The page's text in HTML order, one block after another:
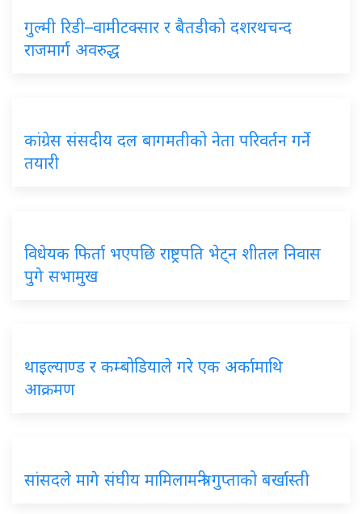
गुल्मी रिडी–वामीटक्सार र बैतडीको दशरथचन्द
राजमार्ग अवरुद्ध
कांग्रेस संसदीय दल बागमतीको नेता परिवर्तन गर्ने
तयारी
विधेयक फिर्ता भएपछि राष्ट्रपति भेट्न शीतल निवास
पुगे सभामुख
थाइल्याण्ड र कम्बोडियाले गरे एक अर्कामाथि
आक्रमण
सांसदले मागे संघीय मामिलामन्त्री गुप्ताको बर्खास्ती